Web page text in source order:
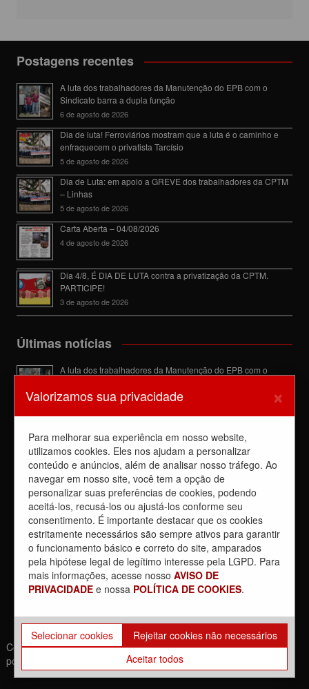
Postagens recentes
A luta dos trabalhadores da Manutenção do EPB com o
Sindicato barra a dupla função
6 de agosto de 2026
Dia de luta! Ferroviários mostram que a luta é o caminho e
enfraquecem o privatista Tarcísio
5 de agosto de 2026
Dia de Luta: em apoio a GREVE dos trabalhadores da CPTM
– Linhas
5 de agosto de 2026
Carta Aberta – 04/08/2026
4 de agosto de 2026
Dia 4/8, É DIA DE LUTA contra a privatização da CPTM.
PARTICIPE!
3 de agosto de 2026
Últimas notícias
A luta dos trabalhadores da Manutenção do EPB com o
6 de agosto de 2026
Dia de luta! Ferroviários mostram que a luta é o caminho e
5 de agosto de 2026
Dia 4/8, É DIA DE LUTA contra a privatização da CPTM.
PARTICIPE!
3 de agosto de 2026
Reunião com Manutenção do EPB, com a Inspeção de Via e
com a chefia da área
31 de julho de 2026
Sobre a REUNIÃO entre o Sindicato e o Metrus
30 de julho de 2026
Copyrights © 2021. Todos os direitos reservados. | Desenvolvido
por: Movimento Br
Valorizamos sua privacidade ×
Para melhorar sua experiência em nosso website,
utilizamos cookies. Eles nos ajudam a personalizar
conteúdo e anúncios, além de analisar nosso tráfego. Ao
navegar em nosso site, você tem a opção de
personalizar suas preferências de cookies, podendo
aceitá-los, recusá-los ou ajustá-los conforme seu
consentimento. É importante destacar que os cookies
estritamente necessários são sempre ativos para garantir
o funcionamento básico e correto do site, amparados
pela hipótese legal de legítimo interesse pela LGPD. Para
mais informações, acesse nosso AVISO DE
PRIVACIDADE e nossa POLÍTICA DE COOKIES.
Selecionar cookies
Rejeitar cookies não necessários
Aceitar todos